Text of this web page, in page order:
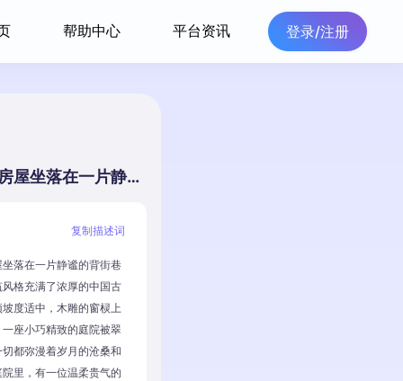
帮助中心 平台资讯 登录/注册
古色古香的中国房屋坐落在一片静谧的背街巷口。这座房屋的建筑风格充满了浓厚的中国古典韵味，瓦片的屋顶坡度适中，木雕的窗棂上雕刻着精美的图案，一座小巧精致的庭院被翠绿的植被所围绕，一切都弥漫着岁月的沧桑和宁静。在这古典的庭院里，有一位温柔贵气的女子。她穿着一袭丝般柔软的连衣裙，淡雅的色调与周围的环境相得益彰。裙摆拂过地面，轻轻拂动，仿佛是一幅悠扬的画卷。她的妆容淡雅而精致，眉梢微扬，嘴角含笑，散发出一种端画一副超现实的生活画
复制描述词
落在一片静谧的背街巷
格充满了浓厚的中国古
度适中，木雕的窗棂上
座小巧精致的庭院被翠
都弥漫着岁月的沧桑和
里，有一位温柔贵气的